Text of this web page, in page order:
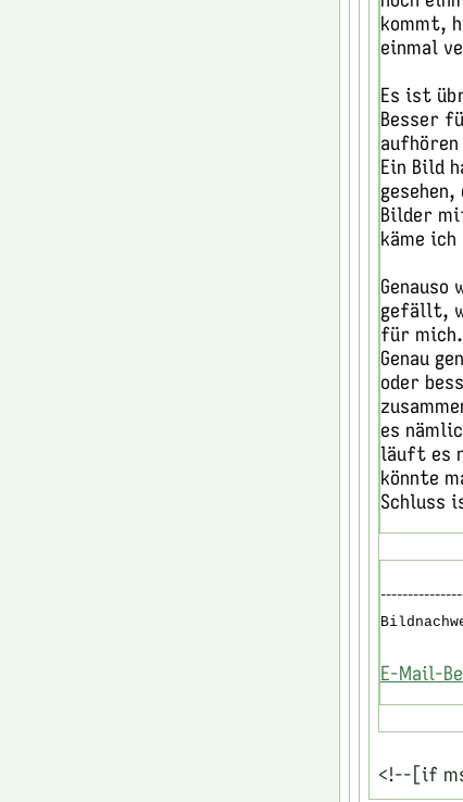
kommt,
einmal
Es ist
Besser
Ein Bild
Bilder
käme
gefällt,
für
Genau
oder
es
läuft es
könnte
Schluss
E-Mail-
<!--[if